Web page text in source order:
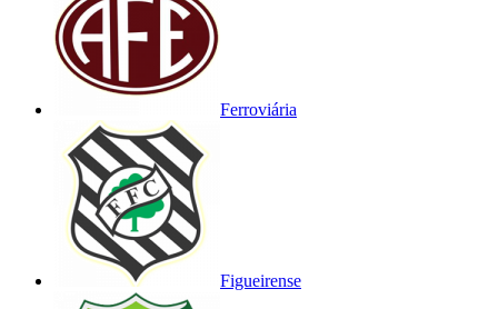
Ferroviária
Figueirense